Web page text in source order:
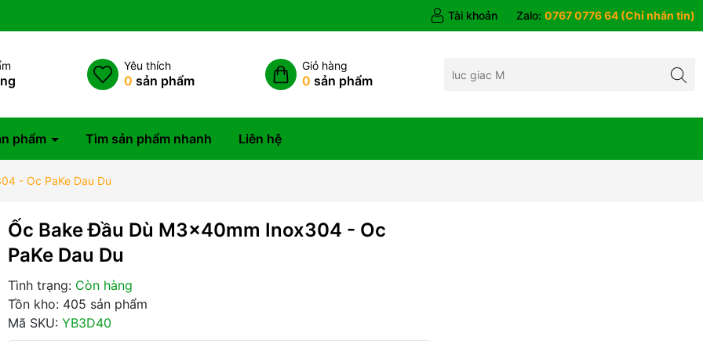
Tài khoản Zalo: 0767 0776 64 (Chỉ nhắn tin)
Yêu thích
0 sản phẩm
Giỏ hàng
0 sản phẩm
phẩm Tìm sản phẩm nhanh Liên hệ
- Oc PaKe Dau Du
Ốc Bake Đầu Dù M3x40mm Inox304 - Oc
PaKe Dau Du
Tình trạng: Còn hàng
Tồn kho: 405 sản phẩm
Mã SKU: YB3D40